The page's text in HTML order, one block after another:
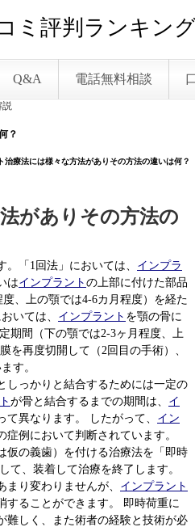
ミ評判ランキン
Q&A 電話無料相談
説
？
治療法には様々な方法がありその方法の違いは何？
がありその方法の
「1回法」においては、 インプラ
はインプラント の上部に付けた部品
、上の顎では4-6カ月程度）を経た
いては、 インプラント を顎の骨に
期間（下の顎では2-3ヶ月程度、上
を再度切開して（2回目の手術）、
す。
しっかりと結合するためには一定の
が骨と結合するまでの期間は、 イ
て異なります。 したがって、 イン
例において判断されています。
仮の義歯）を付ける治療法を「即時
て、装着して治療を終了します。
り変わりませんが、 インプラント
することができます。 即時荷重に
難しく、また術者の経験と技術が必